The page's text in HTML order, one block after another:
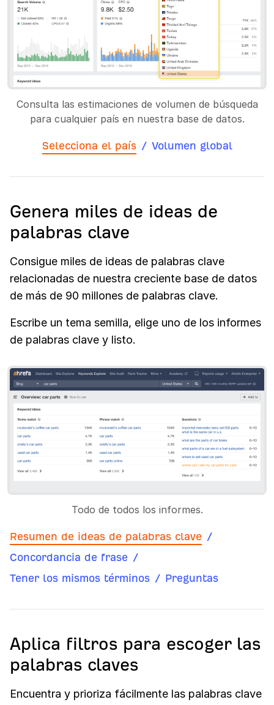
Consulta las estimaciones de volumen de búsqueda
para cualquier país en nuestra base de datos.
Selecciona el país / Volumen global
Genera miles de ideas de
palabras clave
Consigue miles de ideas de palabras clave
relacionadas de nuestra creciente base de datos
de más de 90 millones de palabras clave.
Escribe un tema semilla, elige uno de los informes
de palabras clave y listo.
Todo de todos los informes.
Resumen de ideas de palabras clave /
Concordancia de frase /
Tener los mismos términos / Preguntas
Aplica filtros para escoger las
palabras claves
Encuentra y prioriza fácilmente las palabras clave